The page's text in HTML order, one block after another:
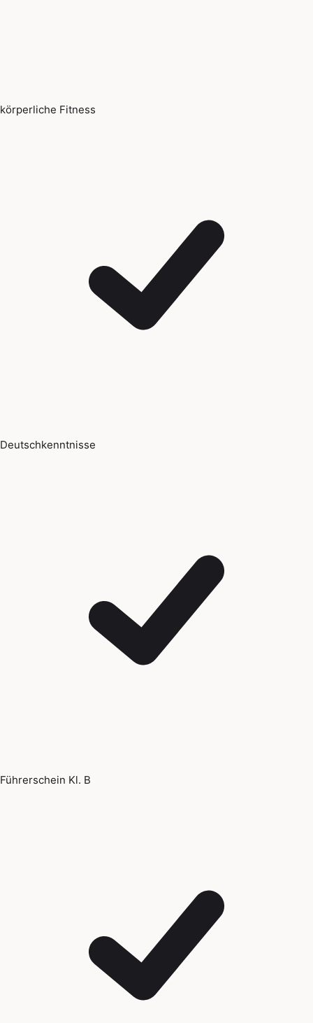
körperliche Fitness
Deutschkenntnisse
Führerschein Kl. B